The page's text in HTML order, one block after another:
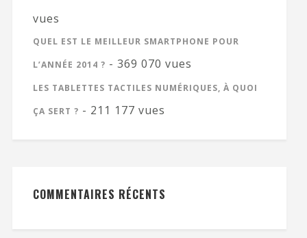
vues
QUEL EST LE MEILLEUR SMARTPHONE POUR
L’ANNÉE 2014 ? - 369 070 vues
LES TABLETTES TACTILES NUMÉRIQUES, À QUOI
ÇA SERT ? - 211 177 vues
COMMENTAIRES RÉCENTS